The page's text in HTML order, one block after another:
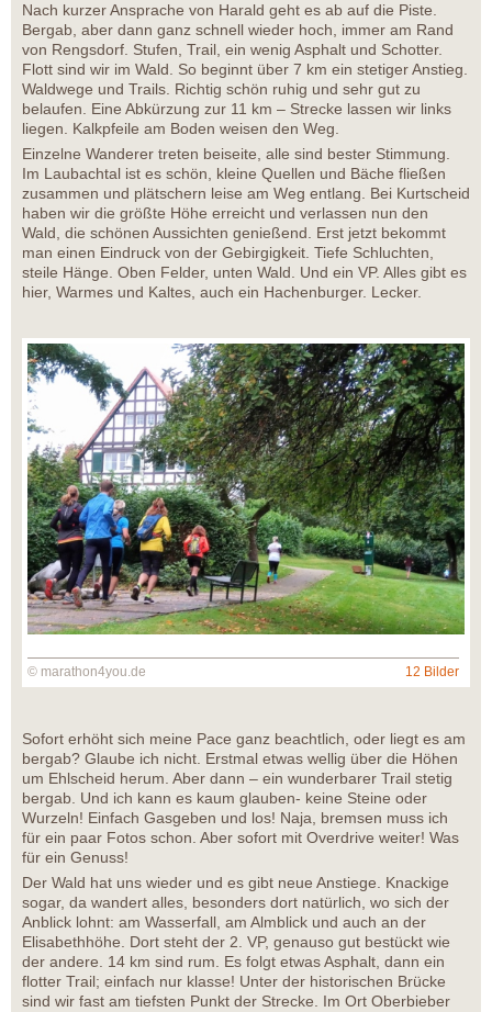
Nach kurzer Ansprache von Harald geht es ab auf die Piste.
Bergab, aber dann ganz schnell wieder hoch, immer am Rand
von Rengsdorf. Stufen, Trail, ein wenig Asphalt und Schotter.
Flott sind wir im Wald. So beginnt über 7 km ein stetiger Anstieg.
Waldwege und Trails. Richtig schön ruhig und sehr gut zu
belaufen. Eine Abkürzung zur 11 km – Strecke lassen wir links
liegen. Kalkpfeile am Boden weisen den Weg.
Einzelne Wanderer treten beiseite, alle sind bester Stimmung.
Im Laubachtal ist es schön, kleine Quellen und Bäche fließen
zusammen und plätschern leise am Weg entlang. Bei Kurtscheid
haben wir die größte Höhe erreicht und verlassen nun den
Wald, die schönen Aussichten genießend. Erst jetzt bekommt
man einen Eindruck von der Gebirgigkeit. Tiefe Schluchten,
steile Hänge. Oben Felder, unten Wald. Und ein VP. Alles gibt es
hier, Warmes und Kaltes, auch ein Hachenburger. Lecker.
© marathon4you.de 12 Bilder
Sofort erhöht sich meine Pace ganz beachtlich, oder liegt es am
bergab? Glaube ich nicht. Erstmal etwas wellig über die Höhen
um Ehlscheid herum. Aber dann – ein wunderbarer Trail stetig
bergab. Und ich kann es kaum glauben- keine Steine oder
Wurzeln! Einfach Gasgeben und los! Naja, bremsen muss ich
für ein paar Fotos schon. Aber sofort mit Overdrive weiter! Was
für ein Genuss!
Der Wald hat uns wieder und es gibt neue Anstiege. Knackige
sogar, da wandert alles, besonders dort natürlich, wo sich der
Anblick lohnt: am Wasserfall, am Almblick und auch an der
Elisabethhöhe. Dort steht der 2. VP, genauso gut bestückt wie
der andere. 14 km sind rum. Es folgt etwas Asphalt, dann ein
flotter Trail; einfach nur klasse! Unter der historischen Brücke
sind wir fast am tiefsten Punkt der Strecke. Im Ort Oberbieber